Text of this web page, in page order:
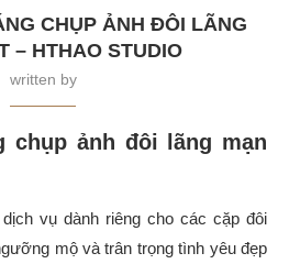
CHỤP ẢNH ĐÔI LÃNG
– HTHAO STUDIO
written by
chụp ảnh đôi lãng mạn
vụ dành riêng cho các cặp đôi
mộ và trân trọng tình yêu đẹp